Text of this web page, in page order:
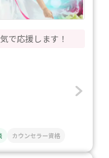
で応援します！
カウンセラー資格